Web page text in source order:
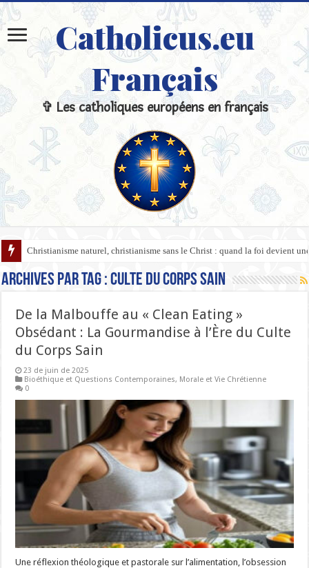
Catholicus.eu
Français
✞ Les catholiques européens en français
Christianisme naturel, christianisme sans le Christ : quand la foi devient
Archives par tag :Culte du Corps Sain
De la Malbouffe au « Clean Eating »
Obsédant : La Gourmandise à l’Ère du Culte
du Corps Sain
23 de juin de 2025
Bioéthique et Questions Contemporaines, Morale et Vie Chrétienne
0
Une réflexion théologique et pastorale sur l’alimentation, l’obsession